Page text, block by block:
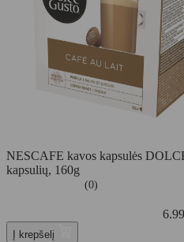
NESCAFE kavos kapsulės
kapsulių, 160g
(0)
6.99
Į krepšelį